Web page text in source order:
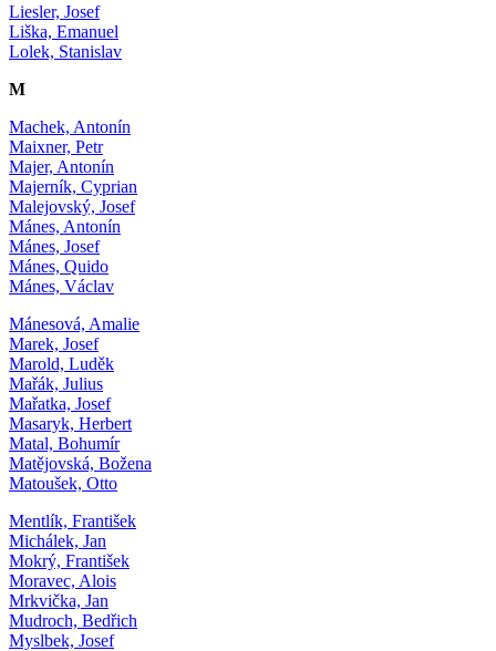
Liesler, Josef
Liška, Emanuel
Lolek, Stanislav
M
Machek, Antonín
Maixner, Petr
Majer, Antonín
Majerník, Cyprian
Malejovský, Josef
Mánes, Antonín
Mánes, Josef
Mánes, Quido
Mánes, Václav
Mánesová, Amalie
Marek, Josef
Marold, Luděk
Mařák, Julius
Mařatka, Josef
Masaryk, Herbert
Matal, Bohumír
Matějovská, Božena
Matoušek, Otto
Mentlík, František
Michálek, Jan
Mokrý, František
Moravec, Alois
Mrkvička, Jan
Mudroch, Bedřich
Myslbek, Josef